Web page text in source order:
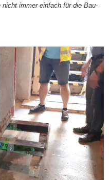
nicht immer ein­fach für die Bau­